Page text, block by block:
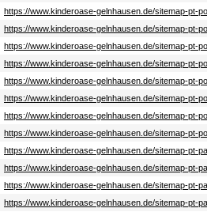
https://www.kinderoase-gelnhausen.de/sitemap-pt-
https://www.kinderoase-gelnhausen.de/sitemap-pt-
https://www.kinderoase-gelnhausen.de/sitemap-pt-
https://www.kinderoase-gelnhausen.de/sitemap-pt-
https://www.kinderoase-gelnhausen.de/sitemap-pt-
https://www.kinderoase-gelnhausen.de/sitemap-pt-
https://www.kinderoase-gelnhausen.de/sitemap-pt-
https://www.kinderoase-gelnhausen.de/sitemap-pt-
https://www.kinderoase-gelnhausen.de/sitemap-pt-
https://www.kinderoase-gelnhausen.de/sitemap-pt-
https://www.kinderoase-gelnhausen.de/sitemap-pt-
https://www.kinderoase-gelnhausen.de/sitemap-pt-